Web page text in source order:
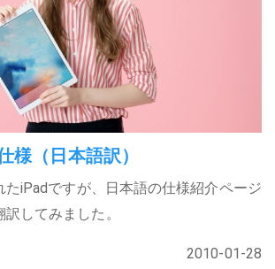
様（日本語訳）
たiPadですが、日本語の仕様紹介ページ
してみました。
2010-01-28